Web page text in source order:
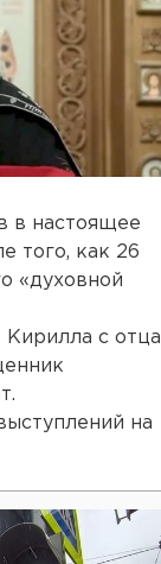
в настоящее
того, как 26
«духовной
Кирилла с отца
на